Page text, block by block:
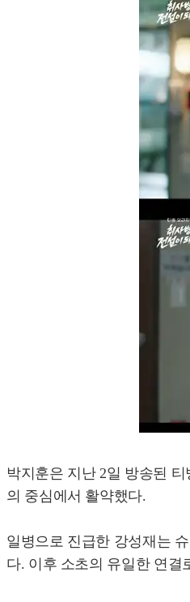
박지훈은 지난 2일 방송된
의 중심에서 활약했다.
일병으로 진급한 강성재는
다. 이후 소초의 유일한 연결